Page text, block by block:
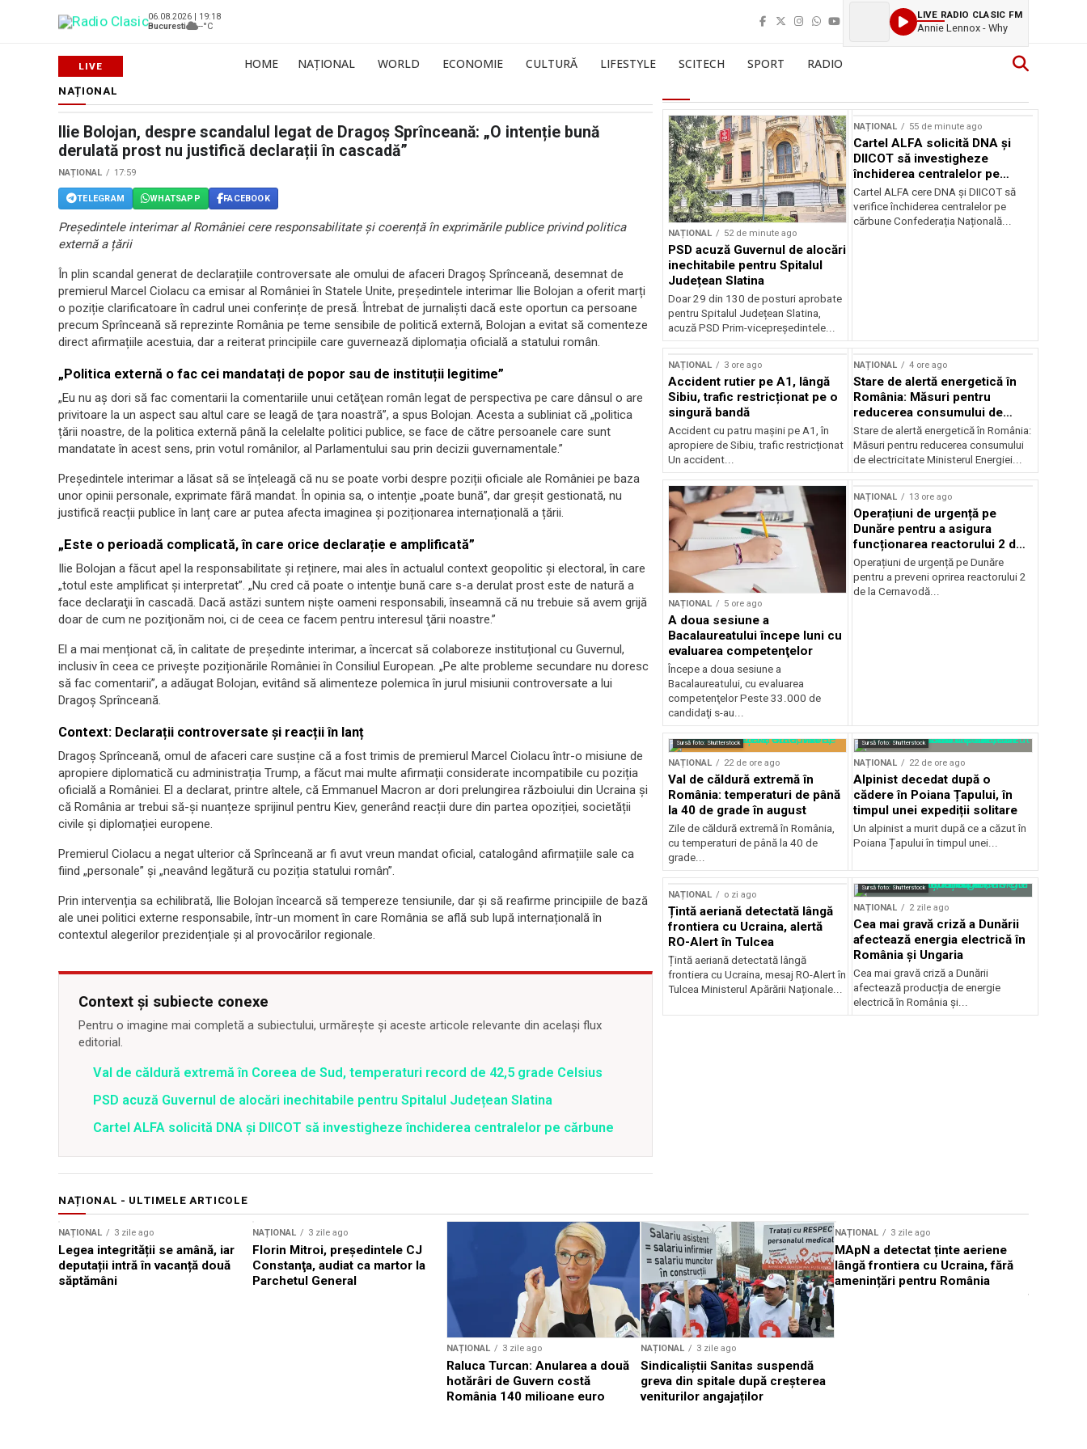
06.08.2026 | 19:18
Bucuresti
--°C
LIVE RADIO CLASIC FM
Annie Lennox - Why
HOME NAȚIONAL WORLD ECONOMIE CULTURĂ LIFESTYLE SCITECH SPORT RADIO
NAȚIONAL
Ilie Bolojan, despre scandalul legat de Dragoș Sprînceană: „O intenție bună
derulată prost nu justifică declarații în cascadă”
NAȚIONAL 17:59
TELEGRAM WHATSAPP FACEBOOK
Președintele interimar al României cere responsabilitate și coerență în exprimările publice privind politica
externă a țării
În plin scandal generat de declarațiile controversate ale omului de afaceri Dragoș Sprînceană, desemnat de
premierul Marcel Ciolacu ca emisar al României în Statele Unite, președintele interimar Ilie Bolojan a oferit marți
o poziție clarificatoare în cadrul unei conferințe de presă. Întrebat de jurnaliști dacă este oportun ca persoane
precum Sprînceană să reprezinte România pe teme sensibile de politică externă, Bolojan a evitat să comenteze
direct afirmațiile acestuia, dar a reiterat principiile care guvernează diplomația oficială a statului român.
„Politica externă o fac cei mandatați de popor sau de instituții legitime”
„Eu nu aş dori să fac comentarii la comentariile unui cetăţean român legat de perspectiva pe care dânsul o are
privitoare la un aspect sau altul care se leagă de ţara noastră”, a spus Bolojan. Acesta a subliniat că „politica
țării noastre, de la politica externă până la celelalte politici publice, se face de către persoanele care sunt
mandatate în acest sens, prin votul românilor, al Parlamentului sau prin decizii guvernamentale.”
Președintele interimar a lăsat să se înțeleagă că nu se poate vorbi despre poziții oficiale ale României pe baza
unor opinii personale, exprimate fără mandat. În opinia sa, o intenție „poate bună”, dar greșit gestionată, nu
justifică reacții publice în lanț care ar putea afecta imaginea și poziționarea internațională a țării.
„Este o perioadă complicată, în care orice declarație e amplificată”
Ilie Bolojan a făcut apel la responsabilitate și reținere, mai ales în actualul context geopolitic și electoral, în care
„totul este amplificat și interpretat”. „Nu cred că poate o intenţie bună care s-a derulat prost este de natură a
face declaraţii în cascadă. Dacă astăzi suntem nişte oameni responsabili, înseamnă că nu trebuie să avem grijă
doar de cum ne poziţionăm noi, ci de ceea ce facem pentru interesul ţării noastre.”
El a mai menționat că, în calitate de președinte interimar, a încercat să colaboreze instituțional cu Guvernul,
inclusiv în ceea ce privește poziționările României în Consiliul European. „Pe alte probleme secundare nu doresc
să fac comentarii”, a adăugat Bolojan, evitând să alimenteze polemica în jurul misiunii controversate a lui
Dragoș Sprînceană.
Context: Declarații controversate și reacții în lanț
Dragoș Sprînceană, omul de afaceri care susține că a fost trimis de premierul Marcel Ciolacu într-o misiune de
apropiere diplomatică cu administrația Trump, a făcut mai multe afirmații considerate incompatibile cu poziția
oficială a României. El a declarat, printre altele, că Emmanuel Macron ar dori prelungirea războiului din Ucraina și
că România ar trebui să-și nuanțeze sprijinul pentru Kiev, generând reacții dure din partea opoziției, societății
civile și diplomației europene.
Premierul Ciolacu a negat ulterior că Sprînceană ar fi avut vreun mandat oficial, catalogând afirmațiile sale ca
fiind „personale” și „neavând legătură cu poziția statului român”.
Prin intervenția sa echilibrată, Ilie Bolojan încearcă să tempereze tensiunile, dar și să reafirme principiile de bază
ale unei politici externe responsabile, într-un moment în care România se află sub lupă internațională în
contextul alegerilor prezidențiale și al provocărilor regionale.
Context și subiecte conexe
Pentru o imagine mai completă a subiectului, urmărește și aceste articole relevante din același flux
editorial.
Val de căldură extremă în Coreea de Sud, temperaturi record de 42,5 grade Celsius
PSD acuză Guvernul de alocări inechitabile pentru Spitalul Județean Slatina
Cartel ALFA solicită DNA și DIICOT să investigheze închiderea centralelor pe cărbune
NAȚIONAL 52 de minute ago
PSD acuză Guvernul de alocări
inechitabile pentru Spitalul
Județean Slatina
Doar 29 din 130 de posturi aprobate
pentru Spitalul Județean Slatina,
acuză PSD Prim-vicepreședintele...
NAȚIONAL 55 de minute ago
Cartel ALFA solicită DNA și
DIICOT să investigheze
închiderea centralelor pe
cărbune
Cartel ALFA cere DNA și DIICOT să
verifice închiderea centralelor pe
cărbune Confederația Națională...
NAȚIONAL 3 ore ago
Accident rutier pe A1, lângă
Sibiu, trafic restricționat pe o
singură bandă
Accident cu patru mașini pe A1, în
apropiere de Sibiu, trafic restricționat
Un accident...
NAȚIONAL 4 ore ago
Stare de alertă energetică în
România: Măsuri pentru
reducerea consumului de
electricitate
Stare de alertă energetică în România:
Măsuri pentru reducerea consumului
de electricitate Ministerul Energiei...
NAȚIONAL 5 ore ago
A doua sesiune a
Bacalaureatului începe luni cu
evaluarea competenţelor
Începe a doua sesiune a
Bacalaureatului, cu evaluarea
competenţelor Peste 33.000 de
candidaţi s-au...
NAȚIONAL 13 ore ago
Operațiuni de urgență pe
Dunăre pentru a asigura
funcționarea reactorului 2 de
la Cernavodă
Operațiuni de urgență pe Dunăre
pentru a preveni oprirea reactorului 2
de la Cernavodă...
Sursă foto: Shutterstock
NAȚIONAL 22 de ore ago
Val de căldură extremă în
România: temperaturi de până
la 40 de grade în august
Zile de căldură extremă în România,
cu temperaturi de până la 40 de
grade...
Sursă foto: Shutterstock
NAȚIONAL 22 de ore ago
Alpinist decedat după o
cădere în Poiana Țapului, în
timpul unei expediții solitare
Un alpinist a murit după ce a căzut în
Poiana Țapului în timpul unei...
NAȚIONAL o zi ago
Țintă aeriană detectată lângă
frontiera cu Ucraina, alertă
RO-Alert în Tulcea
Țintă aeriană detectată lângă
frontiera cu Ucraina, mesaj RO-Alert în
Tulcea Ministerul Apărării Naționale...
Sursă foto: Shutterstock
NAȚIONAL 2 zile ago
Cea mai gravă criză a Dunării
afectează energia electrică în
România și Ungaria
Cea mai gravă criză a Dunării
afectează producția de energie
electrică în România și...
NAȚIONAL - ULTIMELE ARTICOLE
NAȚIONAL 3 zile ago
Legea integrității se amână, iar
deputații intră în vacanță două
săptămâni
NAȚIONAL 3 zile ago
Florin Mitroi, preşedintele CJ
Constanţa, audiat ca martor la
Parchetul General
NAȚIONAL 3 zile ago
Raluca Turcan: Anularea a două
hotărâri de Guvern costă
România 140 milioane euro
NAȚIONAL 3 zile ago
Sindicaliștii Sanitas suspendă
greva din spitale după creșterea
veniturilor angajaților
NAȚIONAL 3 zile ago
MApN a detectat ținte aeriene
lângă frontiera cu Ucraina, fără
amenințări pentru România